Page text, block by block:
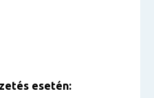
esetén: